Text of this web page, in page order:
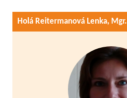
Holá Reitermanová Lenka, Mgr.